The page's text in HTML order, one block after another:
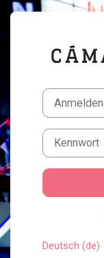
Zum Hauptinhalt
Anmeldename
Kennwort
Deutsch ‎(de)‎